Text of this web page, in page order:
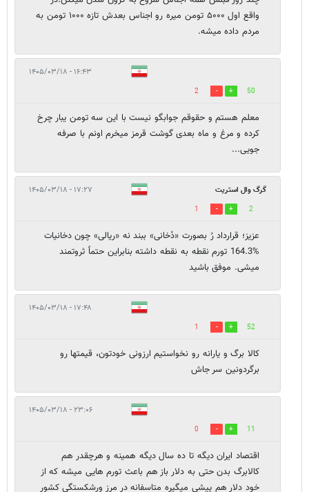
واقع اول ۵۰۰۰ تومن میره رو اجناس بعدش تازه ۱۰۰۰ تومن به
مردم داده میشه.
۱۶:۴۳ - ۱۴۰۵/۰۳/۱۸
50
2
معلم هستم و حقوقم جوابگو نیست با این سه تومن یبار چرخ
کرده و مرغ و ماه بعدی گوشت قرمز میخرم اونم با صرفه
جویی...
گرگ وال استریت ۱۷:۲۷ - ۱۴۰۵/۰۳/۱۸
2
1
عزیز؛ قرارداد رُ بصورت «دُخانی» ببند نه «ریالی» چون دخانیات
%164.3 تورم نقطه به نقطه داشته بنابراین حتماً ثروتمند
میشی. موفق باشید
۱۷:۴۸ - ۱۴۰۵/۰۳/۱۸
52
1
کالا برگ و یارانه رو نخواستیم ارزونی خودتون، قیمتها رو
برگردونین سر جاش
۲۳:۰۶ - ۱۴۰۵/۰۳/۱۸
11
0
اقتصاد ایران دیگه تا ده سال دیگه همینه و هرچقدر هم
کالابرگ بدن حتی به دلار باز هم باعث تورم هایی میشه که از
خود دلار هم پیشی میگیره متاسفانه در مرز ورشکستگی کشور